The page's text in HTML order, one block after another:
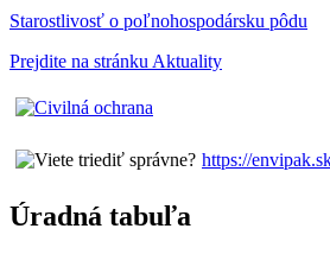
Starostlivosť o poľnohospodársku pôdu
Prejdite na stránku Aktuality
https://
Úradná tabuľa